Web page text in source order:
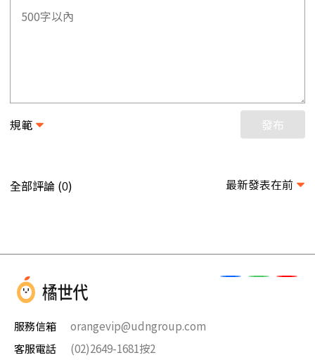
規範 發布
全部評論 (0) 最新發表在前
服務信箱
orangevip@udngroup.com
客服電話
(02)2649-1681按2